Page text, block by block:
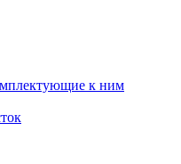
к ним